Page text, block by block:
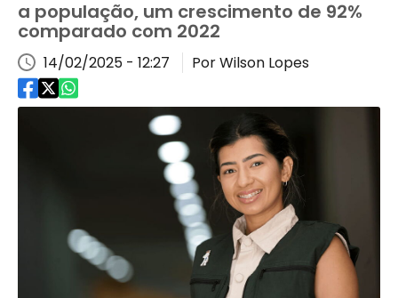
a população, um crescimento de 92%
comparado com 2022
14/02/2025 - 12:27 Por Wilson Lopes